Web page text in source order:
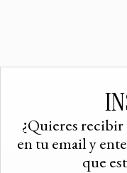
¿Quieres
en tu email y
que